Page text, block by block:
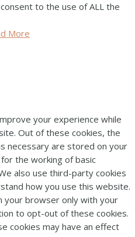
consent to the use of ALL the
More
your experience while
Out of these cookies, the
necessary are stored on your
the working of basic
also use third-party cookies
how you use this website.
your browser only with your
to opt-out of these cookies.
cookies may have an effect